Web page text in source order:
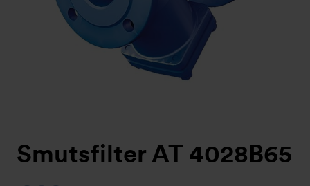
Smutsfilter AT 4028B65